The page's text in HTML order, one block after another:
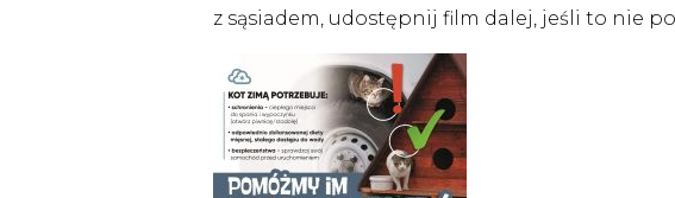
z sąsiadem, udostępnij film dalej, jeśli to nie